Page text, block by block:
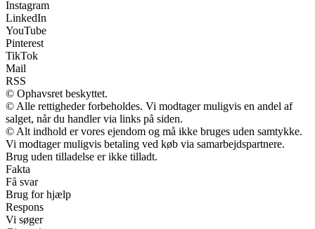
Instagram
LinkedIn
YouTube
Pinterest
TikTok
Mail
RSS
© Ophavsret beskyttet.
© Alle rettigheder forbeholdes. Vi modtager muligvis en andel af
salget, når du handler via links på siden.
© Alt indhold er vores ejendom og må ikke bruges uden samtykke.
Vi modtager muligvis betaling ved køb via samarbejdspartnere.
Brug uden tilladelse er ikke tilladt.
Fakta
Få svar
Brug for hjælp
Respons
Vi søger